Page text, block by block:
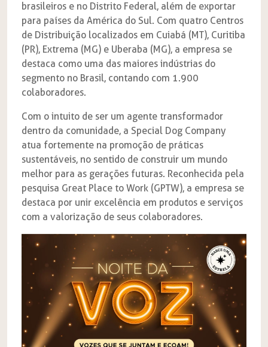
brasileiros e no Distrito Federal, além de exportar
para países da América do Sul. Com quatro Centros
de Distribuição localizados em Cuiabá (MT), Curitiba
(PR), Extrema (MG) e Uberaba (MG), a empresa se
destaca como uma das maiores indústrias do
segmento no Brasil, contando com 1.900
colaboradores.
Com o intuito de ser um agente transformador
dentro da comunidade, a Special Dog Company
atua fortemente na promoção de práticas
sustentáveis, no sentido de construir um mundo
melhor para as gerações futuras. Reconhecida pela
pesquisa Great Place to Work (GPTW), a empresa se
destaca por unir excelência em produtos e serviços
com a valorização de seus colaboradores.